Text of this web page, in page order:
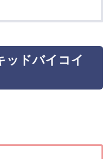
ドバイコイ